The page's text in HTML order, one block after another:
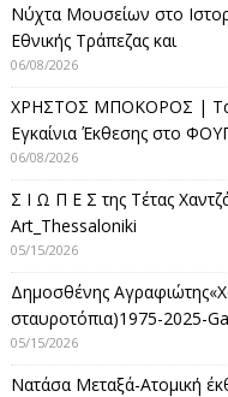
Νύχτα Μουσείων στο
Εθνικής Τράπεζας και
06/08/2026
ΧΡΗΣΤΟΣ ΜΠΟΚΟΡΟΣ | Τα
Εγκαίνια Έκθεσης στο
06/08/2026
Σ Ι Ω Π Ε Σ της Τέτας
Art_Thessaloniki
05/15/2026
Δημοσθένης
σταυροτόπια)1975-2025-
05/15/2026
Νατάσα Μεταξά-Ατομική